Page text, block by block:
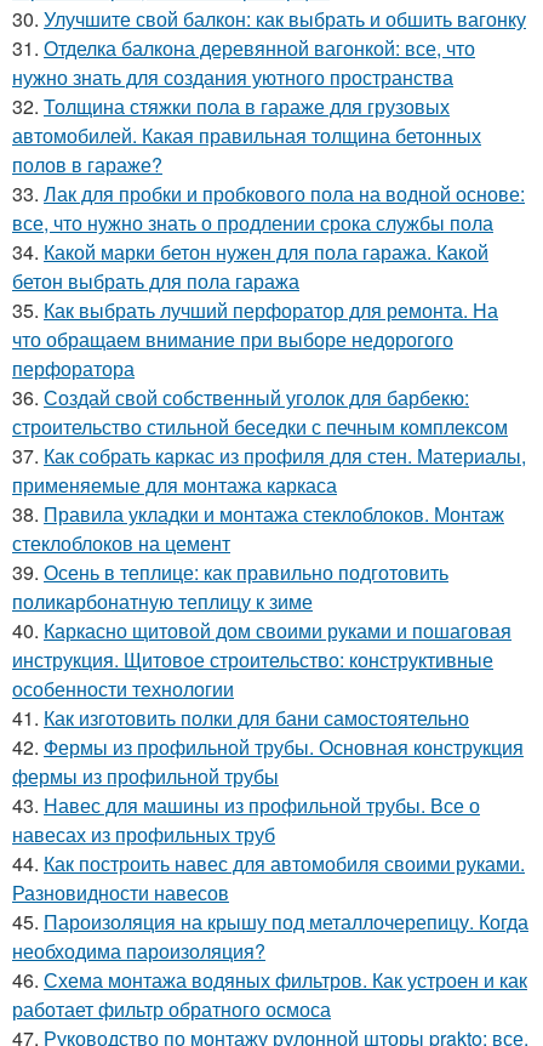
30. Улучшите свой балкон: как выбрать и обшить вагонку
31. Отделка балкона деревянной вагонкой: все, что
нужно знать для создания уютного пространства
32. Толщина стяжки пола в гараже для грузовых
автомобилей. Какая правильная толщина бетонных
полов в гараже?
33. Лак для пробки и пробкового пола на водной основе:
все, что нужно знать о продлении срока службы пола
34. Какой марки бетон нужен для пола гаража. Какой
бетон выбрать для пола гаража
35. Как выбрать лучший перфоратор для ремонта. На
что обращаем внимание при выборе недорогого
перфоратора
36. Создай свой собственный уголок для барбекю:
строительство стильной беседки с печным комплексом
37. Как собрать каркас из профиля для стен. Материалы,
применяемые для монтажа каркаса
38. Правила укладки и монтажа стеклоблоков. Монтаж
стеклоблоков на цемент
39. Осень в теплице: как правильно подготовить
поликарбонатную теплицу к зиме
40. Каркасно щитовой дом своими руками и пошаговая
инструкция. Щитовое строительство: конструктивные
особенности технологии
41. Как изготовить полки для бани самостоятельно
42. Фермы из профильной трубы. Основная конструкция
фермы из профильной трубы
43. Навес для машины из профильной трубы. Все о
навесах из профильных труб
44. Как построить навес для автомобиля своими руками.
Разновидности навесов
45. Пароизоляция на крышу под металлочерепицу. Когда
необходима пароизоляция?
46. Схема монтажа водяных фильтров. Как устроен и как
работает фильтр обратного осмоса
47. Руководство по монтажу рулонной шторы prakto: все,